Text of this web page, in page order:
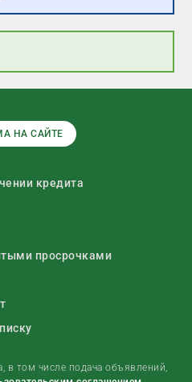
НА САЙТЕ
кредита
просрочками
в том числе подача объявлений,